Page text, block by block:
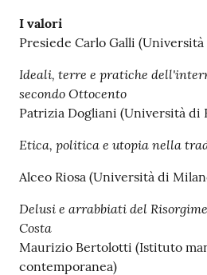
Catalogo
on line
Chiedi al
bibliotecario
I valori
Presiede Carlo Galli
Ideali, terre e pratiche
secondo Ottocento
Patrizia Dogliani (Università di
Etica, politica e utopia nella
Alceo Riosa (Università di
Delusi e arrabbiati del
Costa
Maurizio Bertolotti (Istituto
contemporanea)